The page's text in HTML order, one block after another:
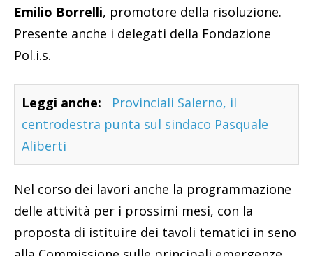
Emilio Borrelli, promotore della risoluzione.
Presente anche i delegati della Fondazione
Pol.i.s.
Leggi anche:
Provinciali Salerno, il
centrodestra punta sul sindaco Pasquale
Aliberti
Nel corso dei lavori anche la programmazione
delle attività per i prossimi mesi, con la
proposta di istituire dei tavoli tematici in seno